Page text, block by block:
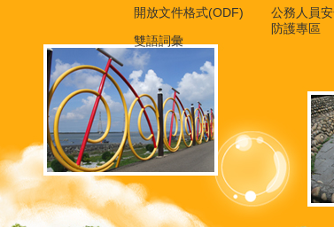
開放文件格式(ODF)
雙語詞彙
公務人員
防護專區